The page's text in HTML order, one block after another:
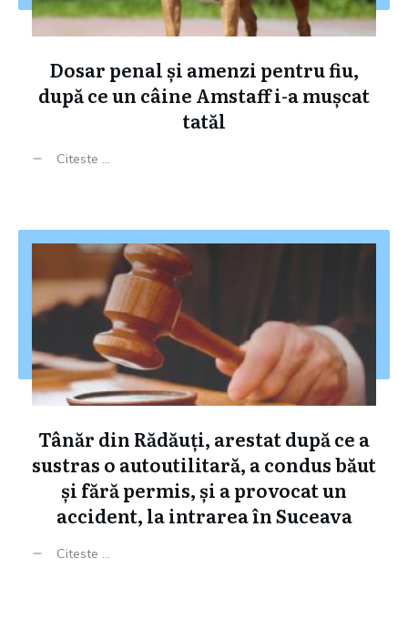
Dosar penal și amenzi pentru fiu,
după ce un câine Amstaff i-a mușcat
tatăl
Citeste ...
Tânăr din Rădăuți, arestat după ce a
sustras o autoutilitară, a condus băut
și fără permis, și a provocat un
accident, la intrarea în Suceava
Citeste ...